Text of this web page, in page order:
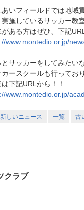
あいフィールドでは地域
実施しているサッカー教
がある方はぜひ、下記
www.montedio.or.jp/
とサッカーをしてみたい
カースクールも行ってお
は下記URLから！！
www.montedio.or.jp/
新しいニュース 一覧 古
クラブ